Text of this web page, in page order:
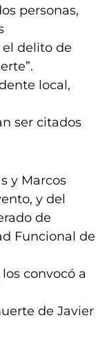
personas,
delito de
local,
ser citados
y Marcos
y del
de
Funcional de
convocó a
de Javier